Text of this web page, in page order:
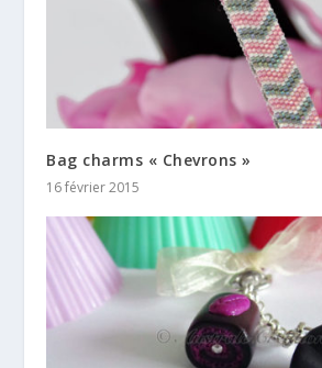
Bag charms « Chevrons »
16 février 2015